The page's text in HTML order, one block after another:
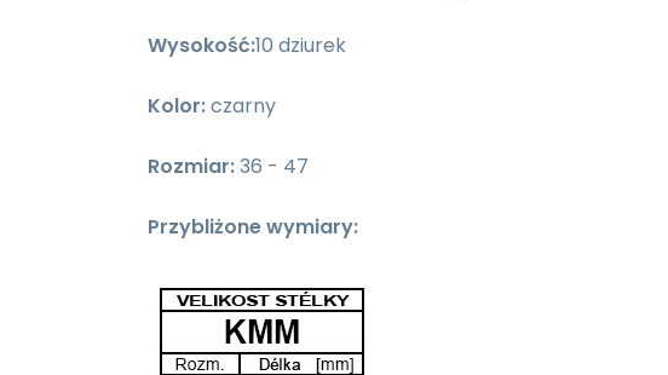
Wysokość:10 dziurek
Kolor:czarny
Rozmiar:36 - 47
Przybliżone wymiary: